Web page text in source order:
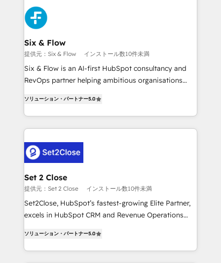
complex use cases 🏆 CRM Implementation,
Platform Enablement, Custom Integration and
Certified
toma de 1 a 3 semanas por caso, abordamos varios
en paralelo cuando tiene sentido, y siempre
confirmamos resultados antes de seguir avanzando.
Empiezas a ver resultados antes de que termine el
mes. 🏆 HubSpot Partner of the Year 2022, máximo
reconocimiento del ecosistema. Elite Solutions
Partner, el nivel más alto. +700 clientes
Hospital ABC, Hogares Unión, Yves Rocher,
MacStore, Café Britt, Bella Piel, confiaron en
respuestas para empezar. Te ayudamos a identificar
el primer caso de uso que más impacto te dará.
días.
Six & Flow
提供元：Six & Flow インストール数10件未満
Six & Flow is an AI-first HubSpot consultancy and
RevOps partner helping ambitious organisations
Operating across the UK, Netherlands, Ireland, and
Canada, we’ve delivered thousands of successful
HubSpot projects for mid-market and enterprise
combine HubSpot, data, and AI to design connected
go-to-market systems that align people, process,
and technology for predictable, scalable revenue
growth. Our expertise spans RevOps, CRM and data
architecture, AI enablement, and strategic marketing,
delivered through our proprietary FLAIR framework
Partner and ISO 27001:2022 certified consultancy,
we blend strategy, creativity, and technology to help
ソリューション・パートナー5.0
Set 2 Close
提供元：Set 2 Close インストール数10件未満
Set2Close, HubSpot’s fastest-growing Elite Partner,
excels in HubSpot CRM and Revenue Operations
As a top HubSpot Elite Partner, we specialize in
custom HubSpot CRM solutions. Our experts design,
ソリューション・パートナー5.0